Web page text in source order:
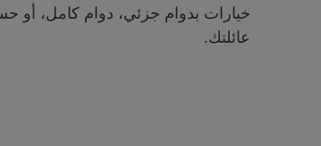
خيارات بدوام جزئي، دوام كامل، أو
عائلتك.